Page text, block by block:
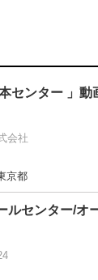
センター 」
会社
京都
ルセンター/オ